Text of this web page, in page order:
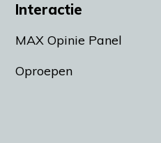
Interactie
MAX Opinie Panel
Oproepen